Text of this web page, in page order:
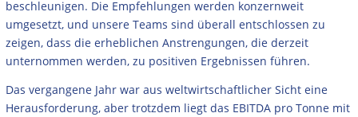
beschleunigen. Die Empfehlungen werden konzernweit
umgesetzt, und unsere Teams sind überall entschlossen zu
zeigen, dass die erheblichen Anstrengungen, die derzeit
unternommen werden, zu positiven Ergebnissen führen.
Das vergangene Jahr war aus weltwirtschaftlicher Sicht eine
Herausforderung, aber trotzdem liegt das EBITDA pro Tonne mit